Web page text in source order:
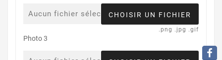
Aucun fichier sélectionnéCHOISIR UN FICHIER
.png .jpg .gif
Photo 3